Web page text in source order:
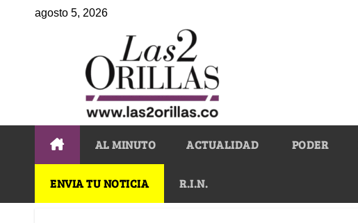
agosto 5, 2026
AL MINUTO ACTUALIDAD PODER
ENVIA TU NOTICIA R.I.N.